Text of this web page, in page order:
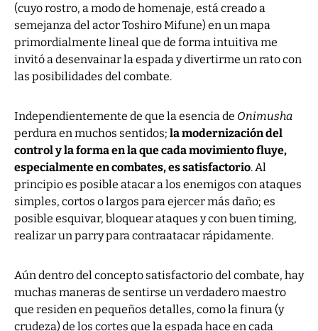
(cuyo rostro, a modo de homenaje, está creado a
semejanza del actor Toshiro Mifune) en un mapa
primordialmente lineal que de forma intuitiva me
invitó a desenvainar la espada y divertirme un rato con
las posibilidades del combate.
Independientemente de que la esencia de Onimusha
perdura en muchos sentidos; la modernización del
control y la forma en la que cada movimiento fluye,
especialmente en combates, es satisfactorio. Al
principio es posible atacar a los enemigos con ataques
simples, cortos o largos para ejercer más daño; es
posible esquivar, bloquear ataques y con buen timing,
realizar un parry para contraatacar rápidamente.
Aún dentro del concepto satisfactorio del combate, hay
muchas maneras de sentirse un verdadero maestro
que residen en pequeños detalles, como la finura (y
crudeza) de los cortes que la espada hace en cada